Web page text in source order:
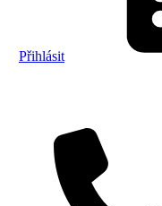
Přihlásit